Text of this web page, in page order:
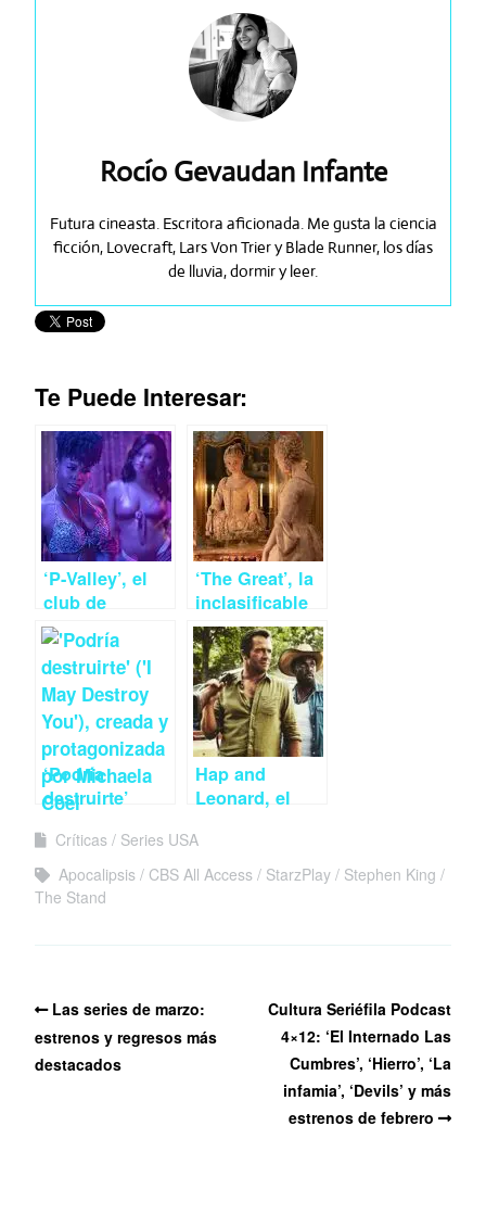
Rocío Gevaudan Infante
Futura cineasta. Escritora aficionada. Me gusta la ciencia
ficción, Lovecraft, Lars Von Trier y Blade Runner, los días
de lluvia, dormir y leer.
Te Puede Interesar:
‘P-Valley’, el
club de
striptease
desde el
prisma
femenino
‘The Great’, la
inclasificable
serie sobre
Catalina La
Grande
‘Podría
destruirte’
que buscas
Hap and
Leonard, el
Críticas
Series USA
Apocalipsis
CBS All Access StarzPlay
Stephen King
The Stand
Las series de marzo:
estrenos y regresos más
destacados
Cultura Seriéfila Podcast
4×12: ‘El Internado Las
Cumbres’, ‘Hierro’, ‘La
infamia’, ‘Devils’ y más
estrenos de febrero